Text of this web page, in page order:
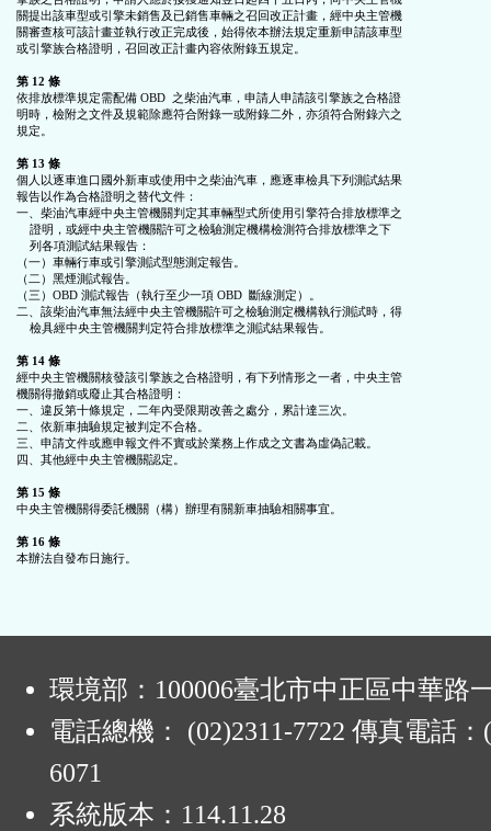
關提出該車型或引擎未銷售及已銷售車輛之召回改正計畫，經中央主管機
關審查核可該計畫並執行改正完成後，始得依本辦法規定重新申請該車型
或引擎族合格證明，召回改正計畫內容依附錄五規定。
第 12 條
依排放標準規定需配備 OBD  之柴油汽車，申請人申請該引擎族之合格證
明時，檢附之文件及規範除應符合附錄一或附錄二外，亦須符合附錄六之
規定。
第 13 條
個人以逐車進口國外新車或使用中之柴油汽車，應逐車檢具下列測試結果
報告以作為合格證明之替代文件：
一、柴油汽車經中央主管機關判定其車輛型式所使用引擎符合排放標準之
證明，或經中央主管機關許可之檢驗測定機構檢測符合排放標準之下
列各項測試結果報告：
（一）車輛行車或引擎測試型態測定報告。
（二）黑煙測試報告。
（三）OBD 測試報告（執行至少一項 OBD  斷線測定）。
二、該柴油汽車無法經中央主管機關許可之檢驗測定機構執行測試時，得
檢具經中央主管機關判定符合排放標準之測試結果報告。
第 14 條
經中央主管機關核發該引擎族之合格證明，有下列情形之一者，中央主管
機關得撤銷或廢止其合格證明：
一、違反第十條規定，二年內受限期改善之處分，累計達三次。
二、依新車抽驗規定被判定不合格。
三、申請文件或應申報文件不實或於業務上作成之文書為虛偽記載。
四、其他經中央主管機關認定。
第 15 條
中央主管機關得委託機關（構）辦理有關新車抽驗相關事宜。
第 16 條
環境部：100006臺北市中正區中華路
電話總機： (02)2311-7722 傳真電話：
6071
系統版本： 114.11.28